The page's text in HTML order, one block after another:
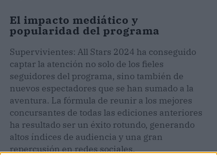
El impacto mediático y
popularidad del programa
Supervivientes: All Stars 2024 ha conseguido
captar la atención no solo de los fieles
seguidores del programa, sino también de
nuevos espectadores que se han sumado a la
aventura. La fórmula de reunir a los mejores
concursantes de todas las ediciones anteriores
ha resultado ser un éxito rotundo, generando
altos índices de audiencia y una gran
repercusión en redes sociales.